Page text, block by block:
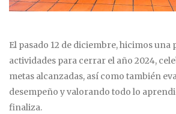
El pasado 12 de diciembre, hicimos una
actividades para cerrar el año 2024,
metas alcanzadas, así como también
desempeño y valorando todo lo
finaliza.